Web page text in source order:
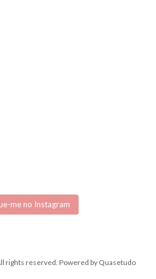
me no Instagram
rights reserved. Powered by Quasetudo